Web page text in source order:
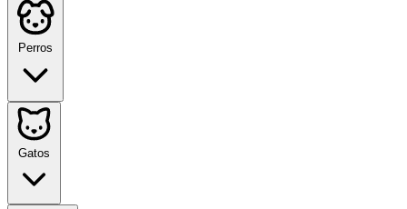
Perros
Gatos